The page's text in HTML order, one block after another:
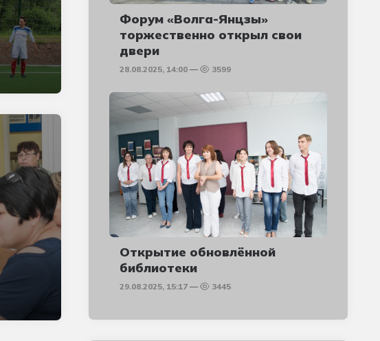
Форум «Волга-Янцзы»
торжественно открыл свои
двери
28.08.2025, 14:00 3599
Открытие обновлённой
библиотеки
29.08.2025, 15:17 3445